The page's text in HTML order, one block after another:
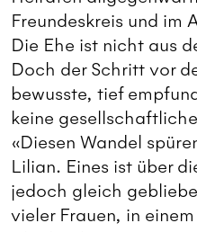
Freundeskreis und im
Die Ehe ist nicht aus
Doch der Schritt vor
bewusste, tief
keine
«Diesen Wandel
Lilian. Eines ist über
jedoch gleich
vieler Frauen, in